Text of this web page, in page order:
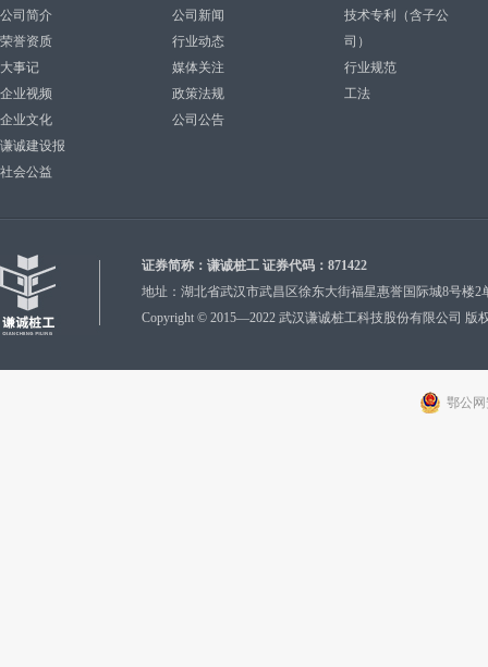
公司简介
荣誉资质
大事记
企业视频
企业文化
谦诚建设报
社会公益
公司新闻
行业动态
媒体关注
政策法规
公司公告
技术专利（含子公
司）
行业规范
工法
证券简称：谦诚桩工 证券代码：871422
地址：湖北省武汉市武昌区徐东大街福星惠誉国际城8号楼2
Copyright © 2015—2022 武汉谦诚桩工科技股份有限公司 版
鄂公网